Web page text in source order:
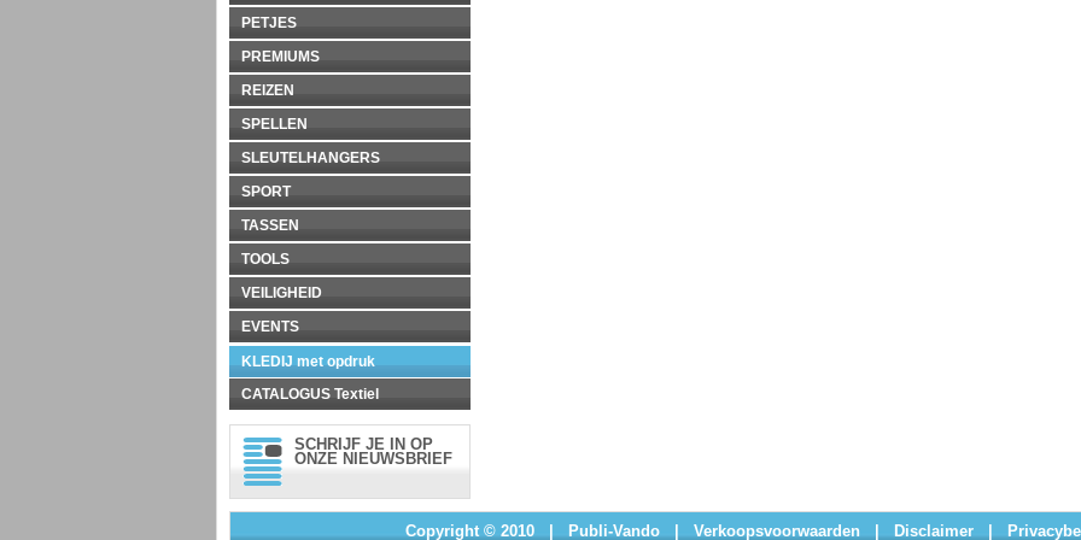
PETJES
PREMIUMS
REIZEN
SPELLEN
SLEUTELHANGERS
SPORT
TASSEN
TOOLS
VEILIGHEID
EVENTS
KLEDIJ met opdruk
CATALOGUS Textiel
SCHRIJF JE IN OP
ONZE NIEUWSBRIEF
Copyright © 2010| Publi-Vando| Verkoopsvoorwaarden| Disclaimer|